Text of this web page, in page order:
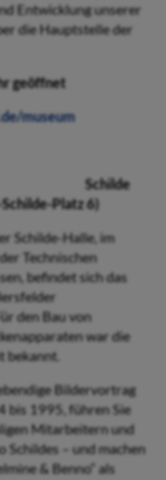
Entwicklung unserer
die Hauptstelle der
geöffnet
museum
Schilde
Platz 6)
Schilde-Halle, im
Technischen
befindet sich das
den Bau von
war die
bekannt.
Bildervortrag
bis 1995, führen Sie
Mitarbeitern und
Schildes – und machen
& Benno“ als